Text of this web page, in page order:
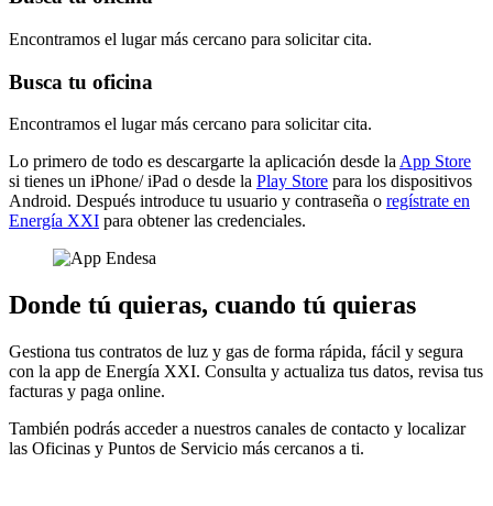
Encontramos el lugar más cercano para solicitar cita.
Busca tu oficina
Encontramos el lugar más cercano para solicitar cita.
Lo primero de todo es descargarte la aplicación desde la App Store
si tienes un iPhone/ iPad o desde la Play Store para los dispositivos
Android. Después introduce tu usuario y contraseña o regístrate en
Energía XXI para obtener las credenciales.
Donde tú quieras, cuando tú quieras
Gestiona tus contratos de luz y gas de forma rápida, fácil y segura
con la app de Energía XXI. Consulta y actualiza tus datos, revisa tus
facturas y paga online.
También podrás acceder a nuestros canales de contacto y localizar
las Oficinas y Puntos de Servicio más cercanos a ti.